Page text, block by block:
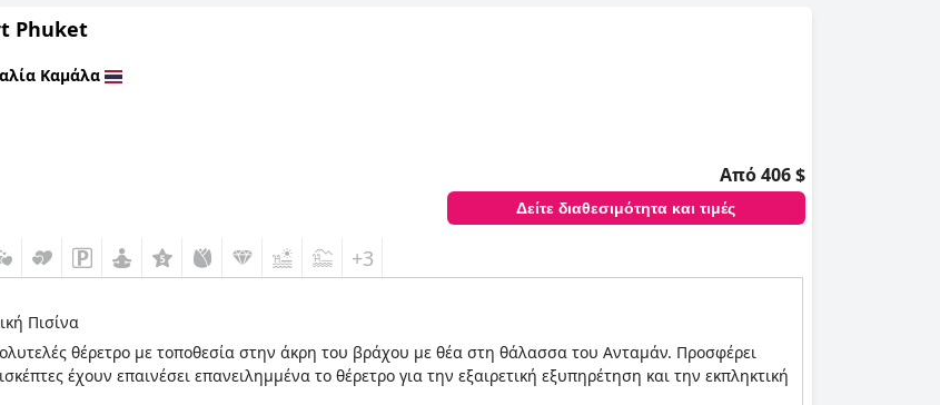
Phuket
Καμάλα
Από 406 $
Δείτε διαθεσιμότητα και τιμές
+3
Πισίνα
θέρετρο με τοποθεσία στην άκρη του βράχου με θέα στη θάλασσα του Ανταμάν. Προσφέρει
έχουν επαινέσει επανειλημμένα το θέρετρο για την εξαιρετική εξυπηρέτηση και την εκπληκτική